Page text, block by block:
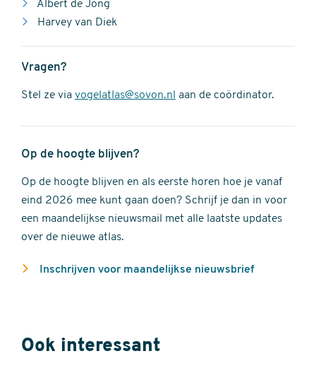
Albert de Jong
Harvey van Diek
Vragen?
Stel ze via vogelatlas@sovon.nl aan de coördinator.
Op de hoogte blijven?
Op de hoogte blijven en als eerste horen hoe je vanaf
eind 2026 mee kunt gaan doen? Schrijf je dan in voor
een maandelijkse nieuwsmail met alle laatste updates
over de nieuwe atlas.
Inschrijven voor maandelijkse nieuwsbrief
Ook interessant